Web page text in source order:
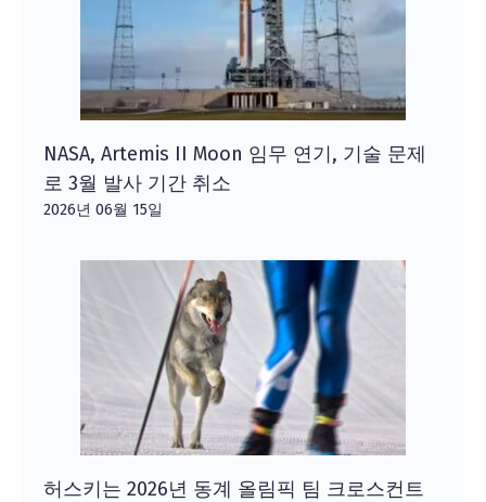
NASA, Artemis II Moon 임무 연기, 기술 문제
로 3월 발사 기간 취소
2026년 06월 15일
허스키는 2026년 동계 올림픽 팀 크로스컨트